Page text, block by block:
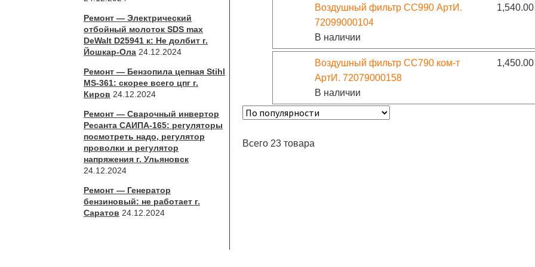
Воздушный фильтр CC990 АртИ.
72099000104
В наличии
Воздушный фильтр CC790 ком-т
АртИ. 72079000158
В наличии
Всего 23 товара
Ремонт — Электрический
отбойный молоток SDS max
DeWalt D25941 к: Не долбит г.
Йошкар-Ола 24.12.2024
Ремонт — Бензопила цепная Stihl
MS-361: скорее всего цпг г.
Киров 24.12.2024
Ремонт — Сварочный инвертор
Ресанта САИПА-165: регуляторы
посмотреть надо, регулятор
проволки и регулятор
напряжения г. Ульяновск
24.12.2024
Ремонт — Генератор
бензиновый: не работает г.
Саратов 24.12.2024